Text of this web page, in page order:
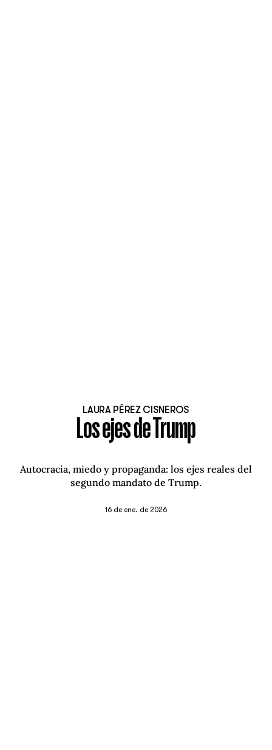
LAURA PÉREZ CISNEROS
Los ejes de Trump
Autocracia, miedo y propaganda: los ejes reales del
segundo mandato de Trump.
16 de ene. de 2026